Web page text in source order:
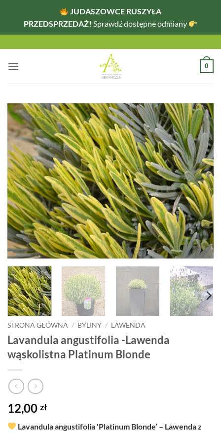
JUDASZOWCE RUSZYŁA
PRZEDSPRZEDAŻ! Sprawdź dostępne odmiany
zawartości
0
STRONA GŁÓWNA / BYLINY / LAWENDA
Lavandula angustifolia -Lawenda
wąskolistna Platinum Blonde
12,00 zł
Lavandula angustifolia 'Platinum Blonde’ – Lawenda z